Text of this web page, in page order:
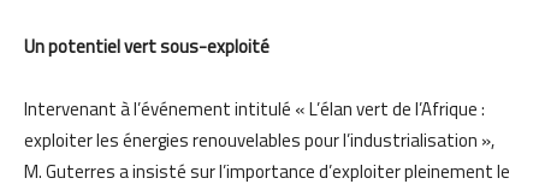
Un potentiel vert sous-exploité
Intervenant à l’événement intitulé « L’élan vert de l’Afrique :
exploiter les énergies renouvelables pour l’industrialisation »,
M. Guterres a insisté sur l’importance d’exploiter pleinement le